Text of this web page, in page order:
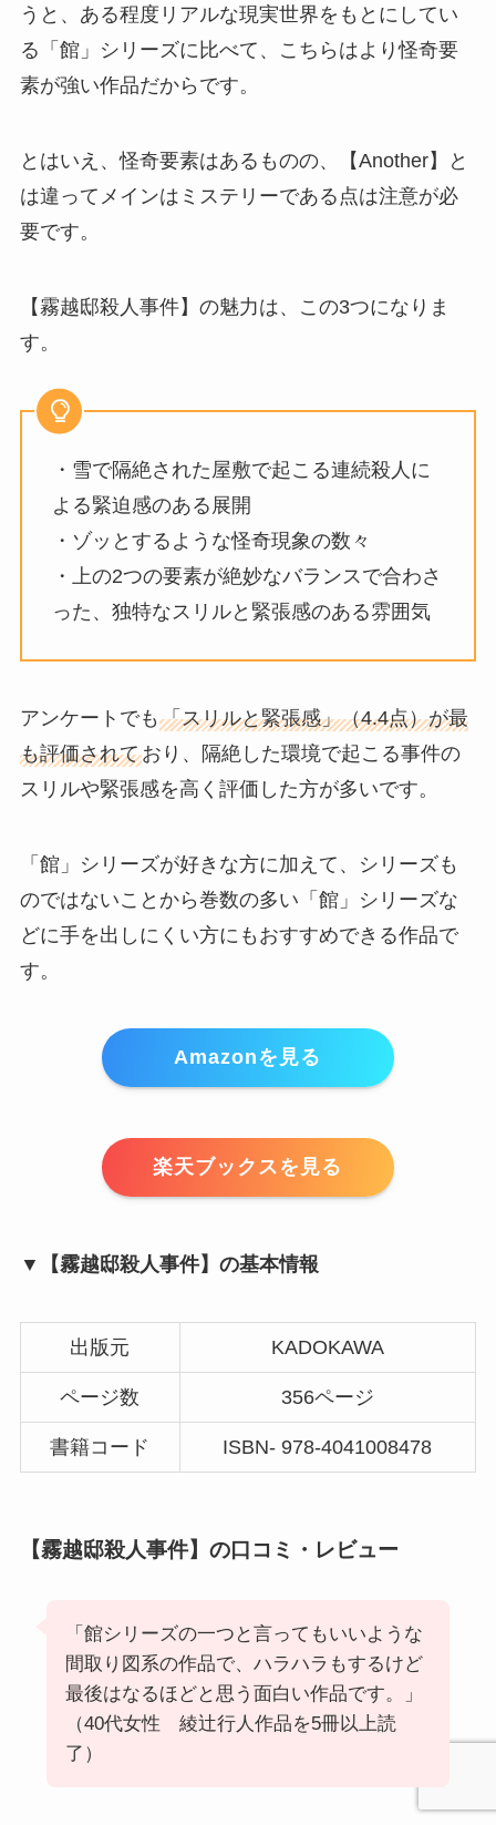
うと、ある程度リアルな現実世界をもとにしてい
る「館」シリーズに比べて、こちらはより怪奇要
素が強い作品だからです。
とはいえ、怪奇要素はあるものの、【Another】と
は違ってメインはミステリーである点は注意が必
要です。
【霧越邸殺人事件】の魅力は、この3つになりま
す。
・雪で隔絶された屋敷で起こる連続殺人に
よる緊迫感のある展開
・ゾッとするような怪奇現象の数々
・上の2つの要素が絶妙なバランスで合わさ
った、独特なスリルと緊張感のある雰囲気
アンケートでも 「スリルと緊張感」（4.4点）が最
も評価されており、隔絶した環境で起こる事件の
スリルや緊張感を高く評価した方が多いです。
「館」シリーズが好きな方に加えて、シリーズも
のではないことから巻数の多い「館」シリーズな
どに手を出しにくい方にもおすすめできる作品で
す。
Amazonを見る
楽天ブックスを見る
▼【霧越邸殺人事件】の基本情報
出版元 KADOKAWA
ページ数 356ページ
書籍コード ISBN- ‎978-4041008478
【霧越邸殺人事件】の口コミ・レビュー
「館シリーズの一つと言ってもいいような
間取り図系の作品で、ハラハラもするけど
最後はなるほどと思う面白い作品です。」
（40代女性 綾辻行人作品を5冊以上読
了）